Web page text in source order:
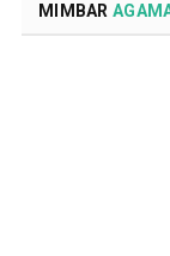
MIMBAR